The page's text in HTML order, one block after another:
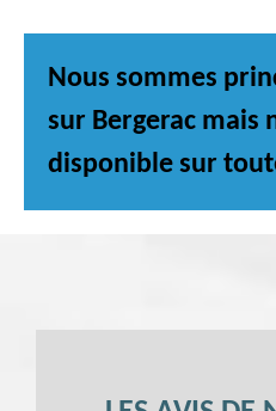
Nous sommes
sur Bergerac mais
disponible sur